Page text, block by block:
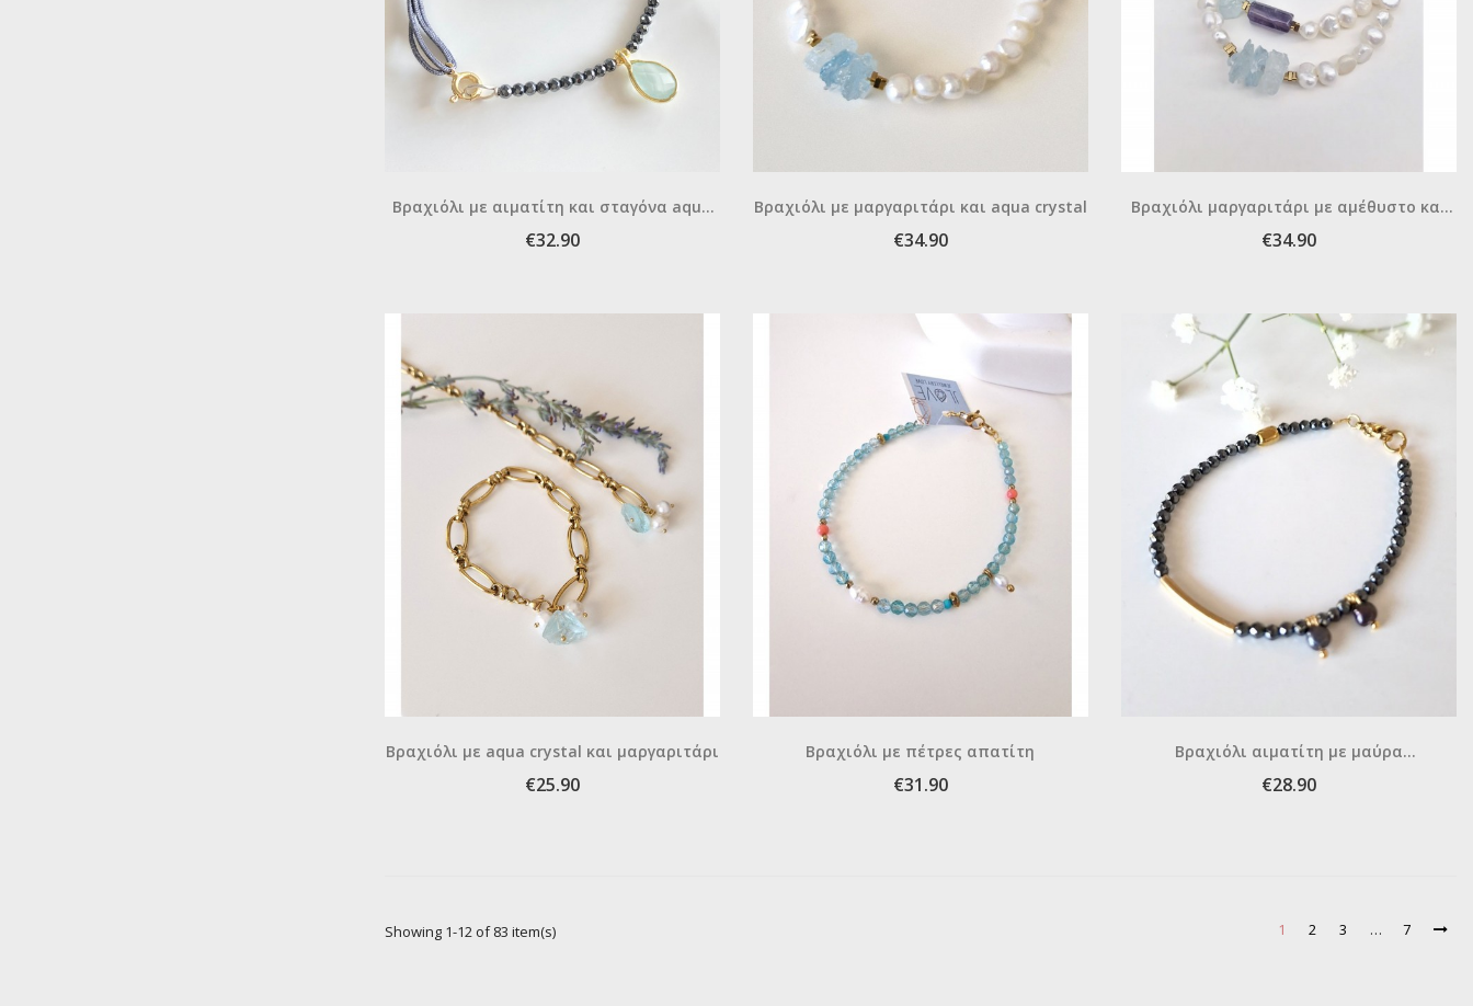
Βραχιόλι με αιματίτη και σταγόνα aqua
marine
€32.90
Βραχιόλι με μαργαριτάρι και aqua crystal
€34.90
Βραχιόλι μαργαριτάρι με αμέθυστο και
aqua crystal
€34.90
Βραχιόλι με aqua crystal και μαργαριτάρι
€25.90
Βραχιόλι με πέτρες απατίτη
€31.90
Βραχιόλι αιματίτη με μαύρα
μαργαριτάρια
€28.90
Showing 1-12 of 83 item(s) 1 2 3 … 7